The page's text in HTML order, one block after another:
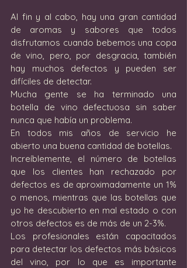
Al fin y al cabo, hay una gran cantidad
de aromas y sabores que todos
disfrutamos cuando bebemos una copa
de vino, pero, por desgracia, también
hay muchos defectos y pueden ser
difíciles de detectar.
Mucha gente se ha terminado una
botella de vino defectuosa sin saber
nunca que había un problema.
En todos mis años de servicio he
abierto una buena cantidad de botellas.
Increíblemente, el número de botellas
que los clientes han rechazado por
defectos es de aproximadamente un 1%
o menos, mientras que las botellas que
yo he descubierto en mal estado o con
otros defectos es de más de un 2-3%.
Los profesionales están capacitados
para detectar los defectos más básicos
del vino, por lo que es importante